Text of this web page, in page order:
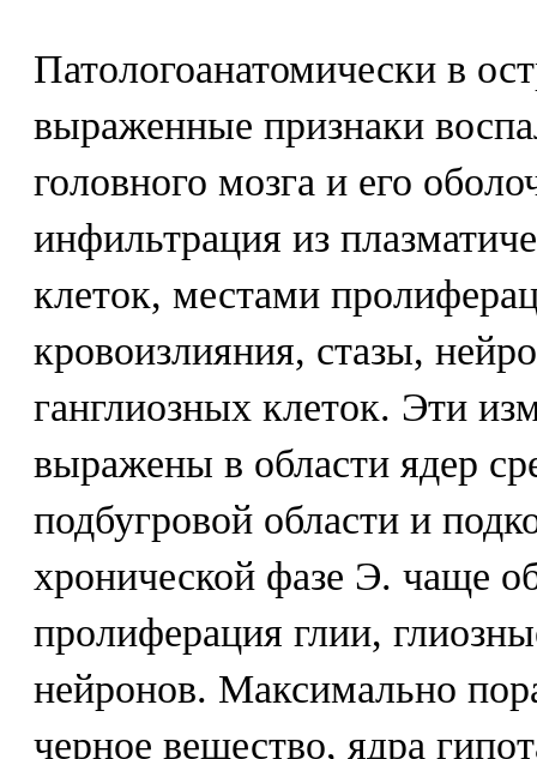
Патологоанатомически в
выраженные признаки
головного мозга и его
инфильтрация из
клеток, местами
кровоизлияния, стазы,
ганглиозных клеток. Эти
выражены в области ядер
подбугровой области и
хронической фазе Э. чаще
пролиферация глии,
нейронов. Максимально
черное вещество, ядра